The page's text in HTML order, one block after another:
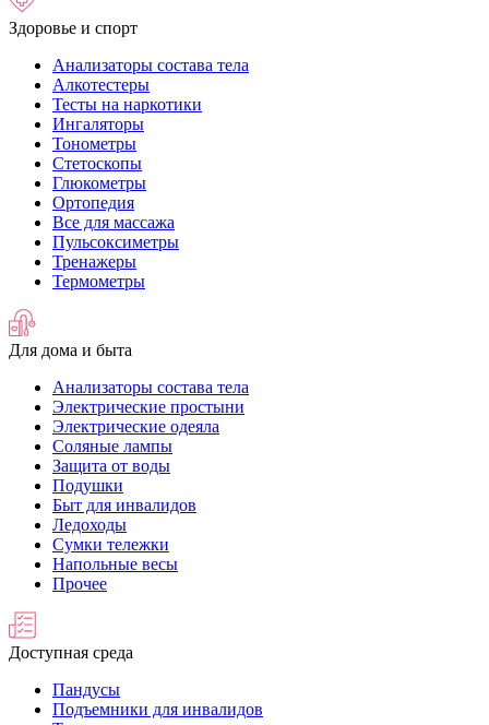
Здоровье и спорт
Анализаторы состава тела
Алкотестеры
Тесты на наркотики
Ингаляторы
Тонометры
Стетоскопы
Глюкометры
Ортопедия
Все для массажа
Пульсоксиметры
Тренажеры
Термометры
Для дома и быта
Анализаторы состава тела
Электрические простыни
Электрические одеяла
Соляные лампы
Защита от воды
Подушки
Быт для инвалидов
Ледоходы
Сумки тележки
Напольные весы
Прочее
Доступная среда
Пандусы
Подъемники для инвалидов